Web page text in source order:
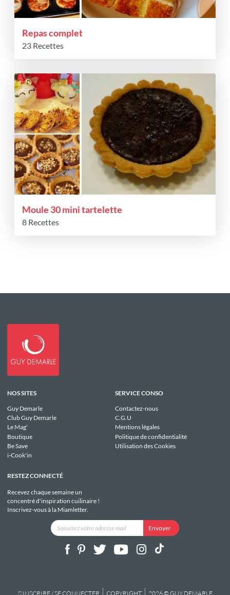
Repas complet
23 Recettes
Moule 30 mini tartelette
8 Recettes
NOS SITES
Guy Demarle
Club Guy Demarle
Le Mag'
Boutique
Be Save
i-Cook'in
SERVICE CONSO
Contactez-nous
C.G.U
Mentions légales
Politique de confidentialité
Utilisation des Cookies
RESTEZ CONNECTÉ
Recevez chaque semaine un
concentré d'inspiration cuilinaire !
Inscrivez-vous à la Miamletter.
S'INSCRIRE / SE CONNECTER COPYRIGHT 2026 © GUY DEMARLE